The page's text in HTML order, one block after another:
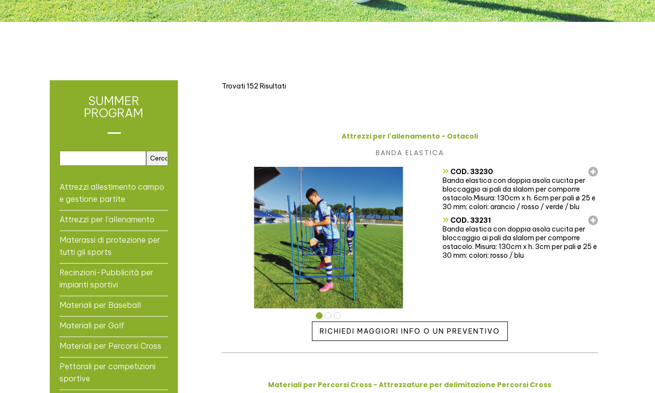
SUMMER
PROGRAM
Attrezzi allestimento campo
e gestione partite
Attrezzi per l'allenamento
Materassi di protezione per
tutti gli sports
Recinzioni-Pubblicità per
impianti sportivi
Materiali per Baseball
Materiali per Golf
Materiali per Percorsi Cross
Pettorali per competizioni
sportive
Trovati 152 Risultati
Attrezzi per l'allenamento - Ostacoli
BANDA ELASTICA
»COD. 33230
Banda elastica con doppia asola cucita per
bloccaggio ai pali da slalom per comporre
ostacolo.Misura: 130cm x h. 6cm per pali ø 25 e
30 mm; colori: arancio / rosso / verde / blu
»COD. 33231
Banda elastica con doppia asola cucita per
bloccaggio ai pali da slalom per comporre
ostacolo. Misura: 130cm x h. 3cm per pali ø 25 e
30 mm; colori: rosso / blu
RICHIEDI MAGGIORI INFO O UN PREVENTIVO
Materiali per Percorsi Cross - Attrezzature per delimitazione Percorsi Cross